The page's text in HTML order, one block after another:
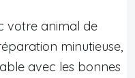
votre animal de
minutieuse,
avec les bonnes